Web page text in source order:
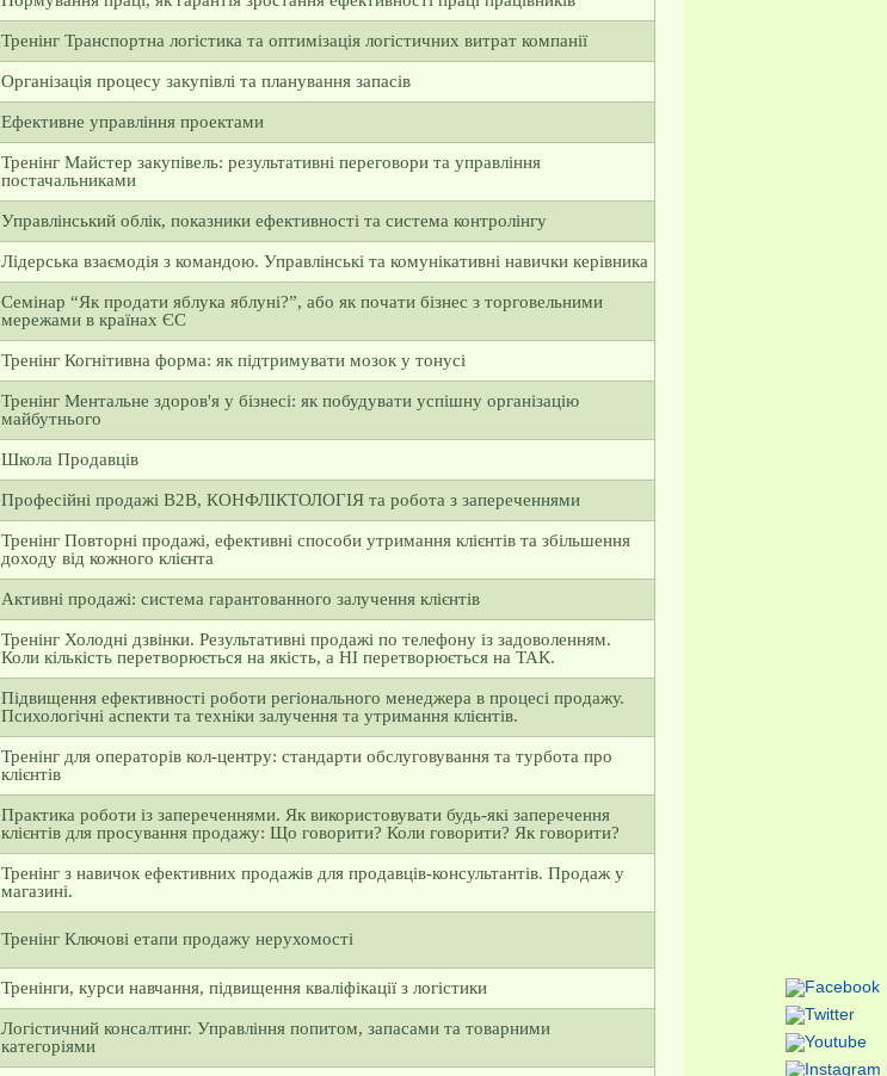
Тренінг Транспортна логістика та оптимізація логістичних витрат компанії
Організація процесу закупівлі та планування запасів
Ефективне управління проектами
Тренінг Майстер закупівель: результативні переговори та управління
постачальниками
Управлінський облік, показники ефективності та система контролінгу
Лідерська взаємодія з командою. Управлінські та комунікативні навички керівника
Семінар “Як продати яблука яблуні?”, або як почати бізнес з торговельними
мережами в країнах ЄС
Тренінг Когнітивна форма: як підтримувати мозок у тонусі
Тренінг Ментальне здоров'я у бізнесі: як побудувати успішну організацію
майбутнього
Школа Продавців
Професійні продажі В2В, КОНФЛІКТОЛОГІЯ та робота з запереченнями
Тренінг Повторні продажі, ефективні способи утримання клієнтів та збільшення
доходу від кожного клієнта
Активні продажі: система гарантованного залучення клієнтів
Тренінг Холодні дзвінки. Результативні продажі по телефону із задоволенням.
Коли кількість перетворюється на якість, а НІ перетворюється на ТАК.
Підвищення ефективності роботи регіонального менеджера в процесі продажу.
Психологічні аспекти та техніки залучення та утримання клієнтів.
Тренінг для операторів кол-центру: стандарти обслуговування та турбота про
клієнтів
Практика роботи із запереченнями. Як використовувати будь-які заперечення
клієнтів для просування продажу: Що говорити? Коли говорити? Як говорити?
Тренінг з навичок ефективних продажів для продавців-консультантів. Продаж у
магазині.
Тренінг Ключові етапи продажу нерухомості
Тренінги, курси навчання, підвищення кваліфікації з логістики
Логістичний консалтинг. Управління попитом, запасами та товарними
категоріями